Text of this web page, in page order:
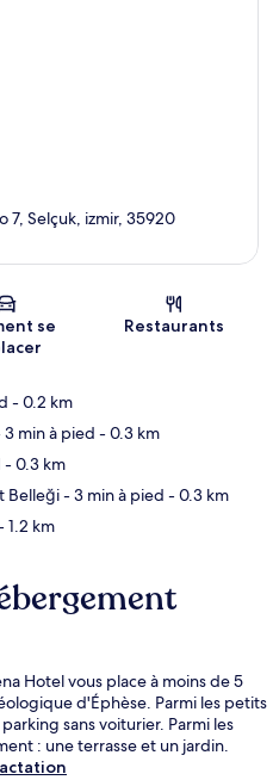
Carte
7, Selçuk, izmir, 35920
se
Restaurants
- 0.2 km
3 min à pied - 0.3 km
- 0.3 km
Belleği- 3 min à pied - 0.3 km
1.2 km
Hotel vous place à moins de 5
d'Éphèse. Parmi les petits
sans voiturier. Parmi les
: une terrasse et un jardin.